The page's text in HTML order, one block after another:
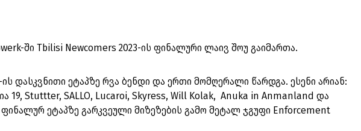
ში Tbilisi Newcomers 2023-ის ფინალური ლაივ შოუ გაიმართა.
ის დასკვნითი ეტაპზე რვა ბენდი და ერთი მომღერალი წარდგა. ესენი არიან:
19, Stuttter, SALLO, Lucaroi, Skyress, Will Kolak, Anuka in Anmanland და
ფინალურ ეტაპზე გარკვეული მიზეზების გამო მეტალ ჯგუფი Enforcement